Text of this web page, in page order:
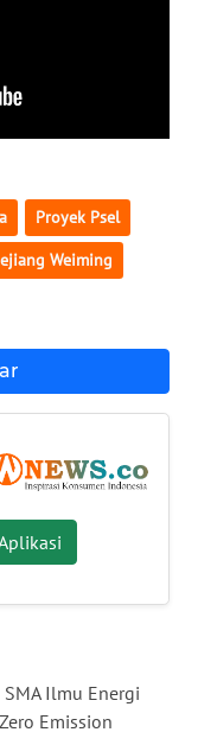
Proyek Psel
Weiming
Ilmu Energi
Emission